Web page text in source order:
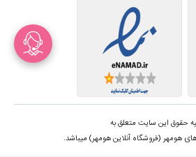
حقوق این سایت متعلق به
هومهر (فروشگاه آنلاین هومهر) میباشد.